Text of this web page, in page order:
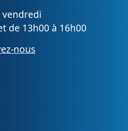
de 13h00 à 16h00
nous